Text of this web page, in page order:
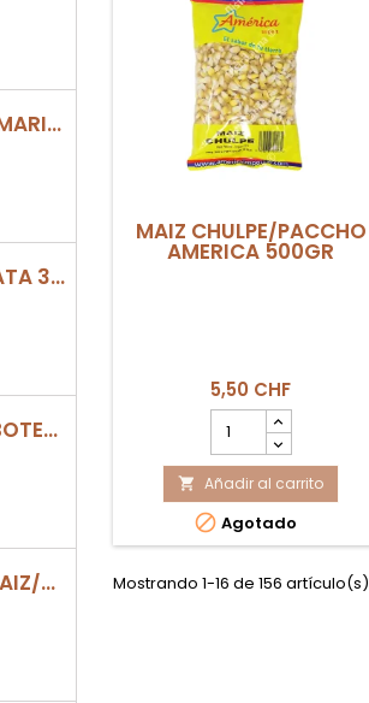
HARINA PAN AMARILLA
FRESCOLITA LATA 330ML
PONY MALTA BOTELLA 330ML
HARINA PAN MAIZ/DULCE 500GR
MAIZ CHULPE/PACCHO
AMERICA 500GR
5,50 CHF
cantidad
del
producto
MAIZ
CHULPE/PACCHO
AMERICA
500GR
 Añadir al carrito
 Agotado
Mostrando 1-16 de 156 artículo(s)